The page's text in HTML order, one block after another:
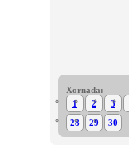
Xornada:
1
2 3
28
29 30